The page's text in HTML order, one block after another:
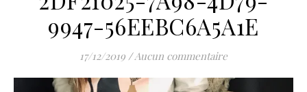
9947-56EEBC6A5A1E
17/12/2019 /Aucun commentaire